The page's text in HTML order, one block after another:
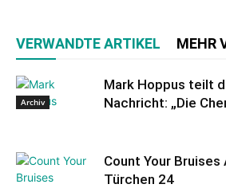
VERWANDTE ARTIKEL MEHR
Archiv
Mark Hoppus teilt
Nachricht: „Die
Count Your
Türchen 24